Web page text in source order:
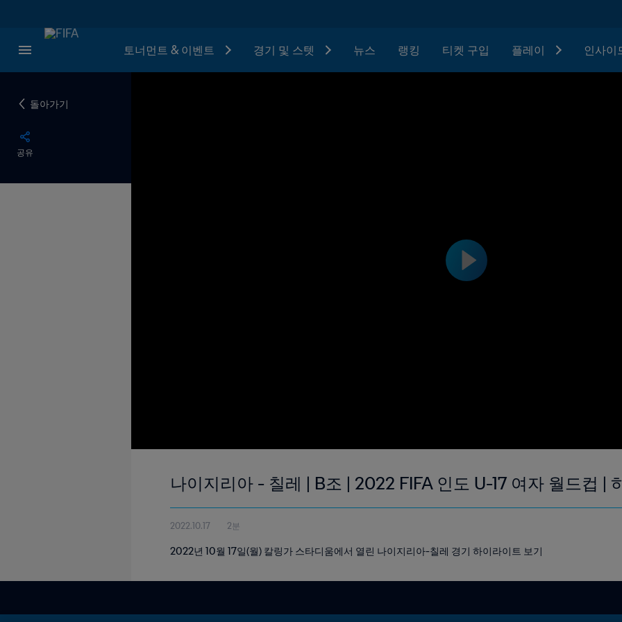
토너먼트 & 이벤트 경기 및 스텟 뉴스 랭킹 티켓 구입 플레이 인사이
돌아가기
공유
나이지리아 - 칠레 | B조 | 2022 FIFA 인도 U-17 여자 월드컵 |
2022.10.17 2분
2022년 10월 17일(월) 칼링가 스타디움에서 열린 나이지리아-칠레 경기 하이라이트 보기